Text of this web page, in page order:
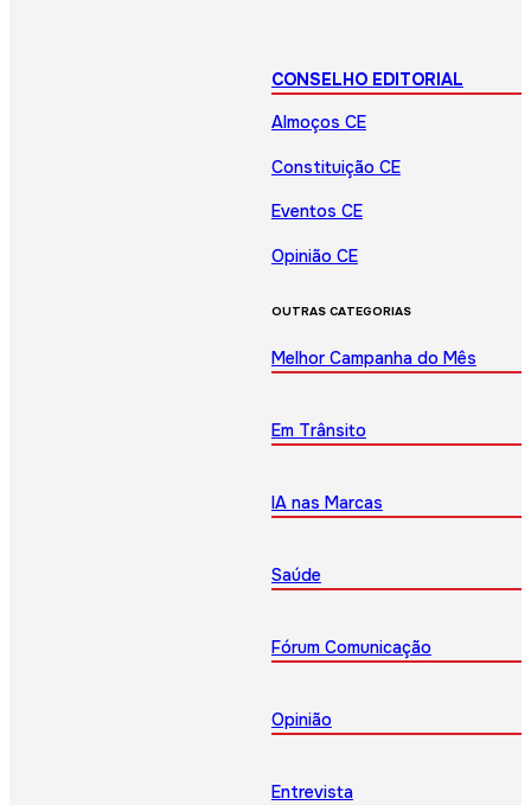
CONSELHO EDITORIAL
Almoços CE
Constituição CE
Eventos CE
Opinião CE
OUTRAS CATEGORIAS
Melhor Campanha do Mês
Em Trânsito
IA nas Marcas
Saúde
Fórum Comunicação
Opinião
Entrevista